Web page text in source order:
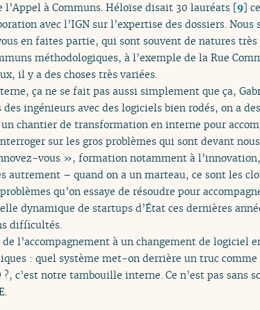
à Communs. Héloïse disait 30 lauréats [9]
avec l’IGN sur l’expertise des dossiers. Nous
en faites partie, qui sont souvent de natures
méthodologiques, à l’exemple de la Rue
il y a des choses très variées.
ça ne se fait pas aussi simplement que ça,
ingénieurs avec des logiciels bien rodés, on a
chantier de transformation en interne pour
sur les gros problèmes qui sont devant
vous », formation notamment à
autrement – quand on a un marteau, ce sont les
qu’on essaye de résoudre pour
dynamique de startups d’État ces dernières
difficultés.
l’accompagnement à un changement de logiciel
: quel système met-on derrière un truc comme
?, c’est notre tambouille interne. Ce n’est pas